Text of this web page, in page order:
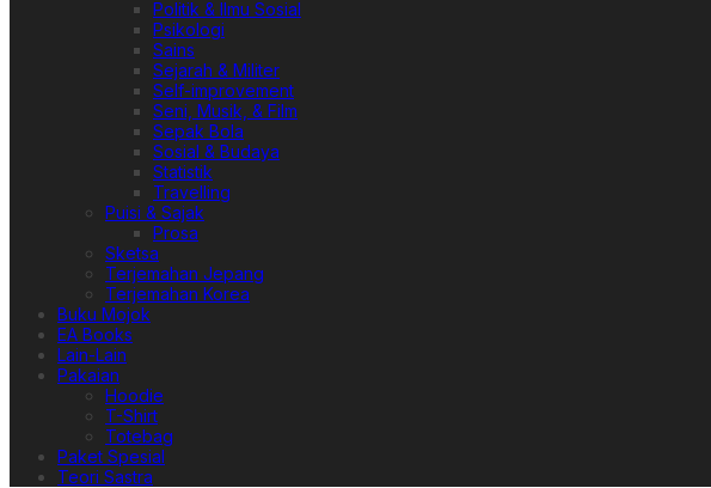
Politik & Ilmu Sosial
Psikologi
Sains
Sejarah & Militer
Self-improvement
Seni, Musik, & Film
Sepak Bola
Sosial & Budaya
Statistik
Travelling
Puisi & Sajak
Prosa
Sketsa
Terjemahan Jepang
Terjemahan Korea
Buku Mojok
EA Books
Lain-Lain
Pakaian
Hoodie
T-Shirt
Totebag
Paket Spesial
Teori Sastra